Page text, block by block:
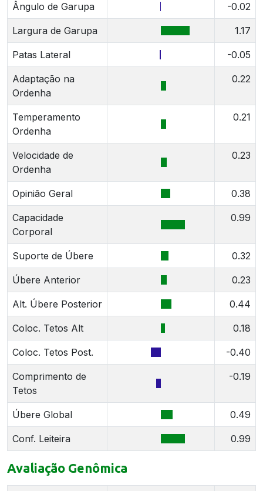
Ângulo de Garupa -0.02
Largura de Garupa 1.17
Patas Lateral -0.05
Adaptação na
Ordenha
0.22
Temperamento
Ordenha
0.21
Velocidade de
Ordenha
0.23
Opinião Geral 0.38
Capacidade
Corporal
0.99
Suporte de Úbere 0.32
Úbere Anterior 0.23
Alt. Úbere Posterior 0.44
Coloc. Tetos Alt 0.18
Coloc. Tetos Post. -0.40
Comprimento de
Tetos
-0.19
Úbere Global 0.49
Conf. Leiteira 0.99
Avaliação Genômica